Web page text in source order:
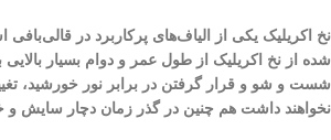
نخ اکریلیک یکی از الیاف­‌های پرکاربرد در
شده از نخ اکریلیک از طول عمر و دوام بسیار
شست و شو و قرار گرفتن در برابر نور خورشید،
نخواهند داشت هم چنین در گذر زمان دچار سایش